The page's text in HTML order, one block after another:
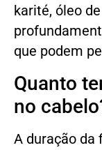
karité, óleo
que podem
Quanto
no
A duração da